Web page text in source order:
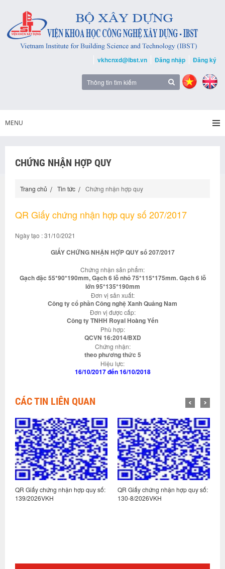
vkhcnxd@ibst.vn Đăng nhập Đăng ký
MENU
CHỨNG NHẬN HỢP QUY
Trang chủ Tin tức Chứng nhận hợp quy
QR Giấy chứng nhận hợp quy số 207/2017
Ngày tạo : 31/10/2021
GIẤY CHỨNG NHẬN HỢP QUY số 207/2017
Chứng nhận sản phẩm:
Gạch đặc 55*90*190mm, Gạch 6 lỗ nhỏ 75*115*175mm. Gạch 6 lỗ
lớn 95*135*190mm
Đơn vị sản xuất:
Công ty cổ phần Công nghệ Xanh Quảng Nam
Đơn vị được cấp:
Công ty TNHH Royal Hoàng Yến
Phù hợp:
QCVN 16:2014/BXD
Chứng nhận:
theo phương thức 5
Hiệu lực:
16/10/2017 đến 16/10/2018
CÁC TIN LIÊN QUAN
QR Giấy chứng nhận hợp quy số:
139/2026VKH
QR Giấy chứng nhận hợp quy số:
130-8/2026VKH